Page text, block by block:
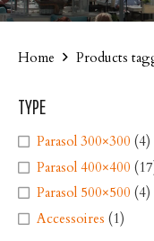
Home Products
TYPE
Parasol 300×300 (4)
Parasol 400×400
Parasol 500×500 (4)
Accessoires (1)